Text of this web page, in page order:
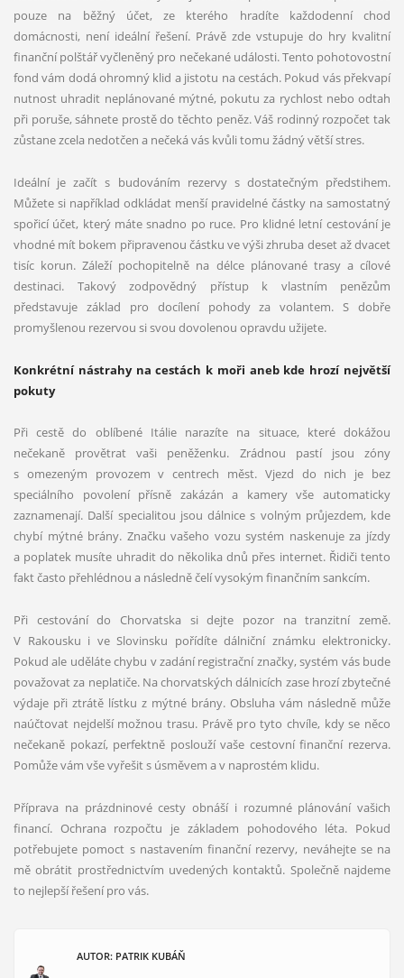
pouze na běžný účet, ze kterého hradíte každodenní chod
domácnosti, není ideální řešení. Právě zde vstupuje do hry kvalitní
finanční polštář vyčleněný pro nečekané události. Tento pohotovostní
fond vám dodá ohromný klid a jistotu na cestách. Pokud vás překvapí
nutnost uhradit neplánované mýtné, pokutu za rychlost nebo odtah
při poruše, sáhnete prostě do těchto peněz. Váš rodinný rozpočet tak
zůstane zcela nedotčen a nečeká vás kvůli tomu žádný větší stres.
Ideální je začít s budováním rezervy s dostatečným předstihem.
Můžete si například odkládat menší pravidelné částky na samostatný
spořicí účet, který máte snadno po ruce. Pro klidné letní cestování je
vhodné mít bokem připravenou částku ve výši zhruba deset až dvacet
tisíc korun. Záleží pochopitelně na délce plánované trasy a cílové
destinaci. Takový zodpovědný přístup k vlastním penězům
představuje základ pro docílení pohody za volantem. S dobře
promyšlenou rezervou si svou dovolenou opravdu užijete.
Konkrétní nástrahy na cestách k moři aneb kde hrozí největší
pokuty
Při cestě do oblíbené Itálie narazíte na situace, které dokážou
nečekaně provětrat vaši peněženku. Zrádnou pastí jsou zóny
s omezeným provozem v centrech měst. Vjezd do nich je bez
speciálního povolení přísně zakázán a kamery vše automaticky
zaznamenají. Další specialitou jsou dálnice s volným průjezdem, kde
chybí mýtné brány. Značku vašeho vozu systém naskenuje za jízdy
a poplatek musíte uhradit do několika dnů přes internet. Řidiči tento
fakt často přehlédnou a následně čelí vysokým finančním sankcím.
Při cestování do Chorvatska si dejte pozor na tranzitní země.
V Rakousku i ve Slovinsku pořídíte dálniční známku elektronicky.
Pokud ale uděláte chybu v zadání registrační značky, systém vás bude
považovat za neplatiče. Na chorvatských dálnicích zase hrozí zbytečné
výdaje při ztrátě lístku z mýtné brány. Obsluha vám následně může
naúčtovat nejdelší možnou trasu. Právě pro tyto chvíle, kdy se něco
nečekaně pokazí, perfektně poslouží vaše cestovní finanční rezerva.
Pomůže vám vše vyřešit s úsměvem a v naprostém klidu.
Příprava na prázdninové cesty obnáší i rozumné plánování vašich
financí. Ochrana rozpočtu je základem pohodového léta. Pokud
potřebujete pomoct s nastavením finanční rezervy, neváhejte se na
mě obrátit prostřednictvím uvedených kontaktů. Společně najdeme
to nejlepší řešení pro vás.
AUTOR: PATRIK KUBÁŇ